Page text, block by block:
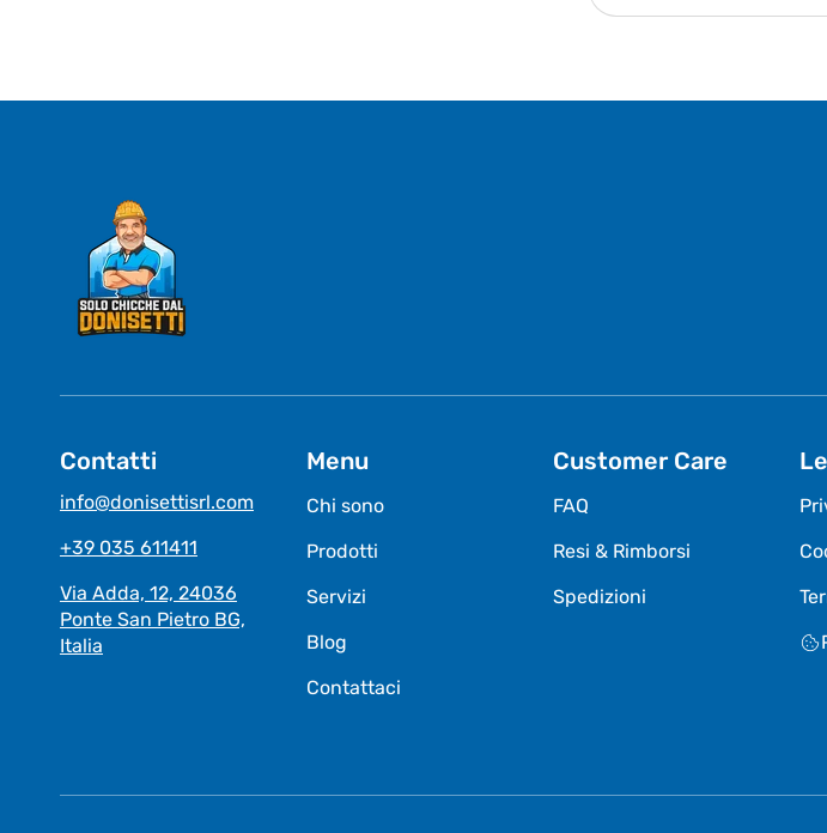
Contatti
info@donisettisrl.com
+39 035 611411
Via Adda, 12, 24036
Ponte San Pietro BG,
Italia
Menu
Chi sono
Prodotti
Servizi
Blog
Contattaci
Customer Care
FAQ
Resi & Rimborsi
Spedizioni